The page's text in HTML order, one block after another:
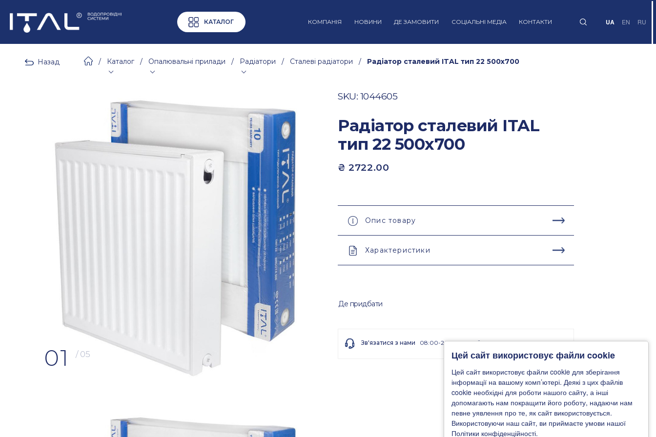
Цей сайт використовує файли cookie
Цей сайт використовує файли cookie для зберігання
інформації на вашому комп’ютері. Деякі з цих файлів
cookie необхідні для роботи нашого сайту, а інші
допомагають нам покращити його роботу, надаючи нам
певне уявлення про те, як сайт використовується.
Використовуючи наш сайт, ви приймаєте умови нашої
Політики конфіденційності.
КАТАЛОГ КОМПАНІЯ НОВИНИ ДЕ ЗАМОВИТИ СОЦІАЛЬНІ МЕДІА КОНТАКТИ UA EN RU
Назад / Каталог / Опалювальні прилади / Радіатори / Сталеві радіатори / Радіатор сталевий ITAL тип 22 500x700
01 / 05 02
SKU: 1044605
Радіатор сталевий ITAL
тип 22 500x700
₴ 2722.00
Опис товару
Характеристики
Де придбати
Зв'язатися з нами 08:00-20:00 (пн-сб)